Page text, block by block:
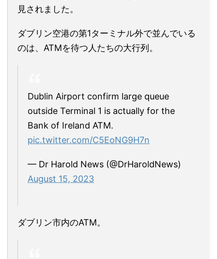
見されました。
ダブリン空港の第1ターミナル外で並んでいる
のは、ATMを待つ人たちの大行列。
Dublin Airport confirm large queue
outside Terminal 1 is actually for the
Bank of Ireland ATM.
pic.twitter.com/C5EoNG9H7n
— Dr Harold News (@DrHaroldNews)
August 15, 2023
ダブリン市内のATM。